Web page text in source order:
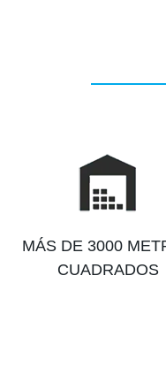
MÁS DE 3000
CUADRADOS